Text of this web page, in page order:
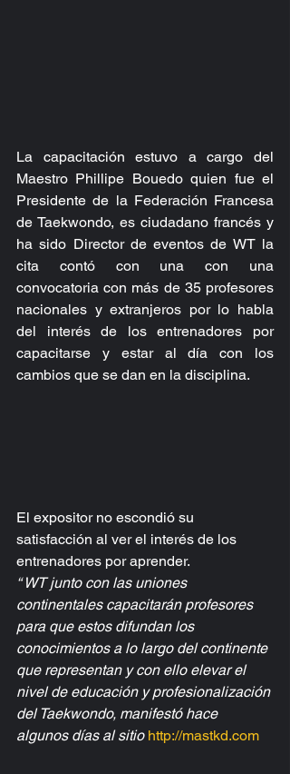
La capacitación estuvo a cargo del
Maestro Phillipe Bouedo quien fue el
Presidente de la Federación Francesa
de Taekwondo, es ciudadano francés y
ha sido Director de eventos de WT la
cita contó con una con una
convocatoria con más de 35 profesores
nacionales y extranjeros por lo habla
del interés de los entrenadores por
capacitarse y estar al día con los
cambios que se dan en la disciplina.
El expositor no escondió su
satisfacción al ver el interés de los
entrenadores por aprender.
“ WT junto con las uniones
continentales capacitarán profesores
para que estos difundan los
conocimientos a lo largo del continente
que representan y con ello elevar el
nivel de educación y profesionalización
del Taekwondo, manifestó hace
algunos días al sitio http://mastkd.com